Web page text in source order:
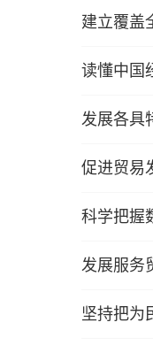
建立覆盖
读懂中国
发展各具
促进贸易
科学把握
发展服务
坚持把为